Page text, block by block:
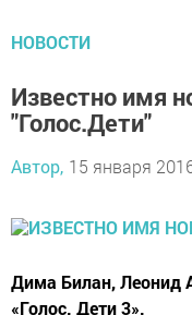
НОВОСТИ
Известно имя
"Голос.Дети"
Автор, 15 января
Дима Билан, Леонид
«Голос. Дети 3».